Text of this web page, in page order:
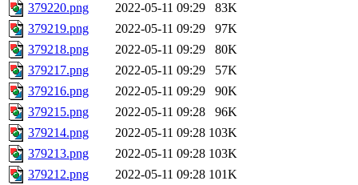
379220.png 2022-05-11 09:29
83K
379219.png
2022-05-11 09:29
97K
379218.png
2022-05-11 09:29
80K
379217.png
2022-05-11 09:29
57K
379216.png
2022-05-11 09:29
90K
379215.png
2022-05-11 09:28
96K
379214.png
2022-05-11 09:28 103K
379213.png
2022-05-11 09:28 103K
379212.png
2022-05-11 09:28 101K